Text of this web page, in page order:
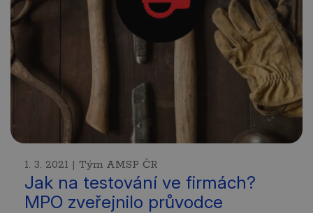
1. 3. 2021 | Tým AMSP ČR
Jak na testování ve firmách?
MPO zveřejnilo průvodce